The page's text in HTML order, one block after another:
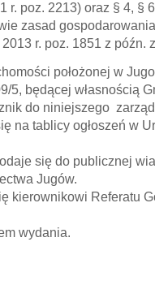
poz. 2213) oraz § 4, §
zasad
r. poz. 1851 z późn.
położonej w
5, będącej własnością
do niniejszego
tablicy ogłoszeń w
się do publicznej
Jugów.
Referatu
wydania.